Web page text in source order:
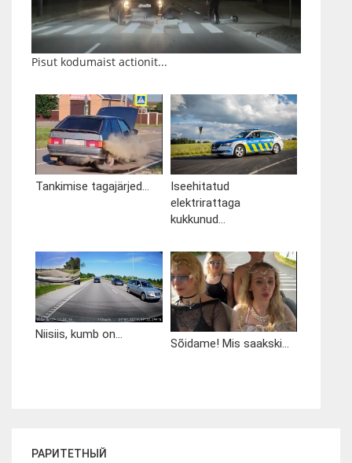
Pisut kodumaist actionit...
Tankimise tagajärjed...
Iseehitatud
elektrirattaga
kukkunud...
Niisiis, kumb on...
Sõidame! Mis saakski...
РАРИТЕТНЫЙ